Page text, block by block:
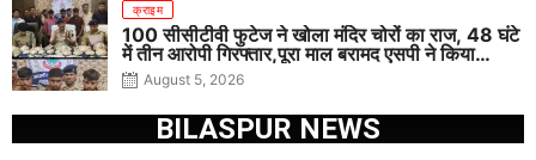
क्राइम
100 सीसीटीवी फुटेज ने खोला मंदिर चोरों का राज, 48 घंटे
में तीन आरोपी गिरफ्तार,पूरा माल बरामद एसपी ने किया
खुलासाAugust 5, 2026
BILASPUR NEWS